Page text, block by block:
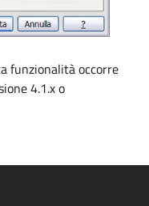
funzionalità occorre
4.1.x o